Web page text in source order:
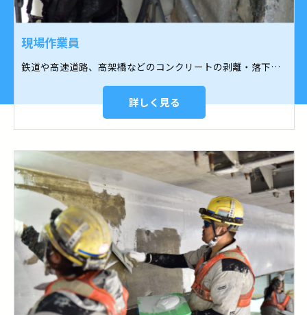
現場作業員
鉄道や高速道路、高架橋などのコンクリートの剥離・落下事故防止の剥落防止ネットの設置工事を承っております。
詳しく見る